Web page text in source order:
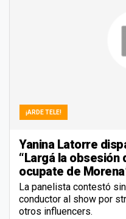
¡ARDE TELE!
Yanina Latorre
“Largá la obsesión
ocupate de
La panelista contestó
conductor al show por
otros influencers.